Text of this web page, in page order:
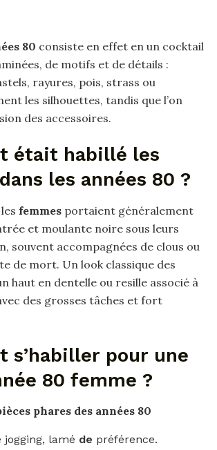
80 consiste en effet en un cocktail
de motifs et de détails :
rayures, pois, strass ou
les silhouettes, tandis que l’on
des accessoires.
était habillé les
les années 80 ?
femmes portaient généralement
et moulante noire sous leurs
souvent accompagnées de clous ou
de mort. Un look classique des
haut en dentelle ou resille associé à
des grosses tâches et fort
s’habiller pour une
80 femme ?
phares des années 80
jogging, lamé de préférence.